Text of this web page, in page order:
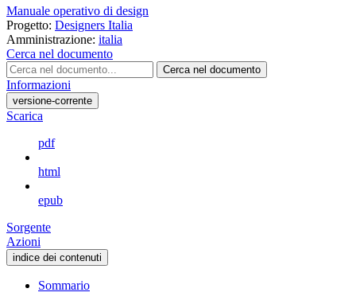
Manuale operativo di design
Progetto: Designers Italia
Amministrazione: italia
Cerca nel documento
Cerca nel documento
Informazioni
versione-corrente
Scarica
pdf
html
epub
Sorgente
Azioni
indice dei contenuti
Sommario